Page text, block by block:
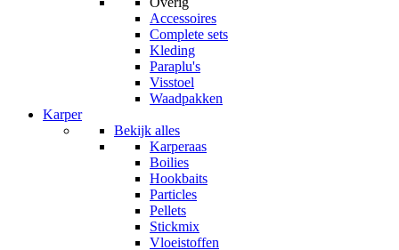
Accessoires
Complete sets
Kleding
Paraplu's
Visstoel
Waadpakken
Karper
Bekijk alles
Karperaas
Boilies
Hookbaits
Particles
Pellets
Stickmix
Vloeistoffen